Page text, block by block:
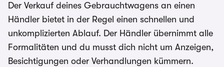
Der Verkauf deines Gebrauchtwagens an einen
Händler bietet in der Regel einen schnellen und
unkomplizierten Ablauf. Der Händler übernimmt alle
Formalitäten und du musst dich nicht um Anzeigen,
Besichtigungen oder Verhandlungen kümmern.